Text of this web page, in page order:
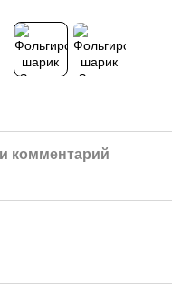
комментарий